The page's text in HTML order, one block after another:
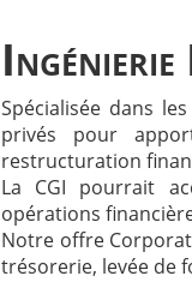
Ingénierie
Spécialisée dans
privés pour
restructuration
La CGI pourrait
opérations
Notre offre
trésorerie, levée de